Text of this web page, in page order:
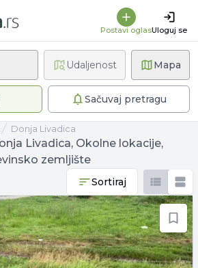
Postavi oglasUloguj se
Mapa
primenjena filteraSačuvaj pretragu
Udaljenost
Donja Livadica
Livadica, Okolne lokacije,
zemljište
Sortiraj